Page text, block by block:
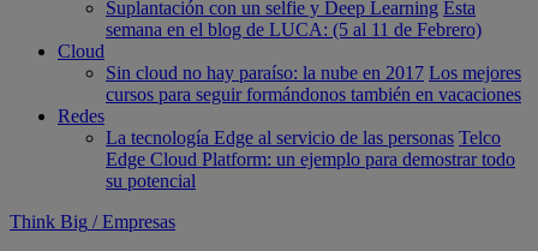
Suplantación con un selfie y Deep Learning Esta
semana en el blog de LUCA: (5 al 11 de Febrero)
Cloud
Sin cloud no hay paraíso: la nube en 2017 Los mejores
cursos para seguir formándonos también en vacaciones
Redes
La tecnología Edge al servicio de las personas Telco
Edge Cloud Platform: un ejemplo para demostrar todo
su potencial
Think Big / Empresas